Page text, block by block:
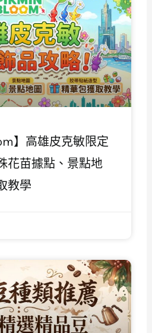
】高雄皮克敏限定
花苗據點、景點地
教學